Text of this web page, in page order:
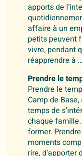
apports de
affaire à un
petits peuvent
vivre, pendant
réapprendre à
Prendre le
Prendre le
Camp de
temps de
chaque
former.
moments
rire,